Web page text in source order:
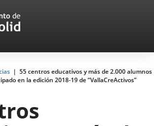
55 centros educativos y más de 2.000 alumnos
en la edición 2018-19 de “VallaCreActivos”